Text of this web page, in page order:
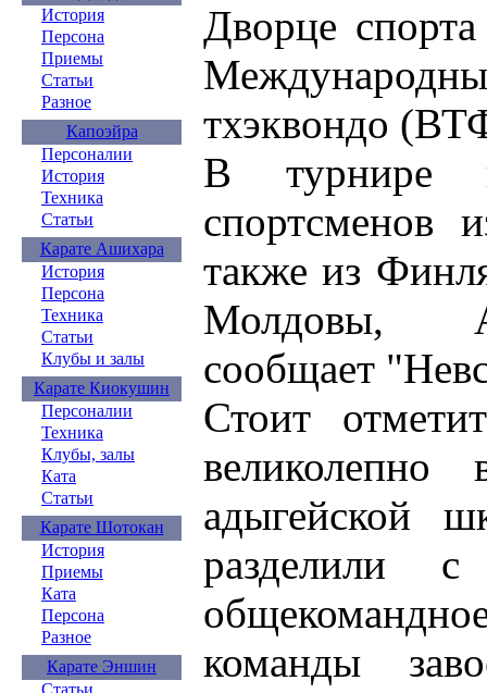
История
Персона
Приемы
Статьи
Разное
Капоэйра
Персоналии
История
Техника
Статьи
Карате Ашихара
История
Персона
Техника
Статьи
Клубы и залы
Карате Киокушин
Персоналии
Техника
Клубы, залы
Ката
Статьи
Карате Шотокан
История
Приемы
Ката
Персона
Разное
Карате Эншин
Статьи
Дворце
тхэквондо
В турнире
спортсменов
также из
Молдовы,
сообщает
Стоит
великолепно
адыгейской
разделили с
команды